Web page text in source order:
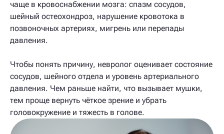
чаще в кровоснабжении мозга: спазм сосудов,
шейный остеохондроз, нарушение кровотока в
позвоночных артериях, мигрень или перепады
давления.
Чтобы понять причину, невролог оценивает состояние
сосудов, шейного отдела и уровень артериального
давления. Чем раньше найти, что вызывает мушки,
тем проще вернуть чёткое зрение и убрать
головокружение и тяжесть в голове.